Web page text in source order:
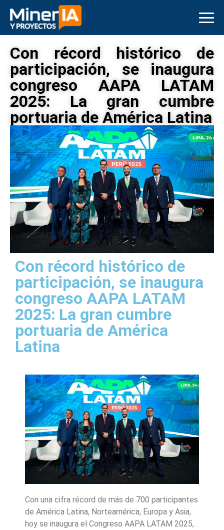
Con récord histórico de
participación, se inaugura
congreso AAPA LATAM
2025: La gran cumbre
portuaria de América Latina
Con récord histórico de
participación, se inaugura
congreso AAPA LATAM
2025: La gran cumbre
portuaria de América
Latina
Con una cifra récord de más de 700 participantes
de América Latina, Norteamérica, Europa y Asia,
hoy se inaugura el Congreso AAPA LATAM 2025,